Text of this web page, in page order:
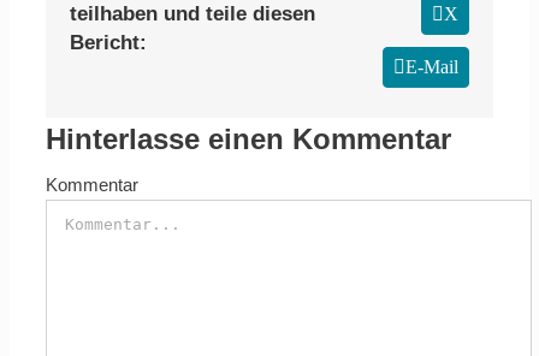
teilhaben und teile diesen
Bericht:
X
E-Mail
Hinterlasse einen Kommentar
Kommentar